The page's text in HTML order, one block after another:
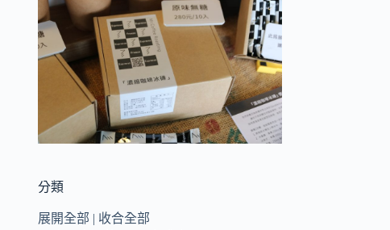
件
的
結
分類
展開全部 | 收合全部